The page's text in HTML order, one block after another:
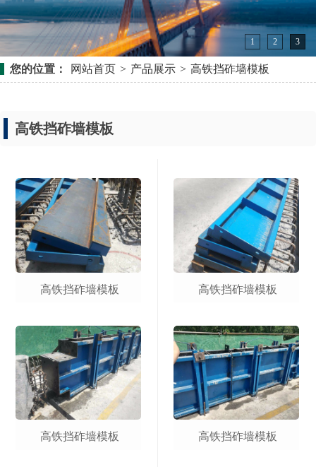
1 2 3
您的位置： 网站首页 > 产品展示 > 高铁挡砟墙模板
高铁挡砟墙模板
高铁挡砟墙模板
高铁挡砟墙模板
高铁挡砟墙模板
高铁挡砟墙模板